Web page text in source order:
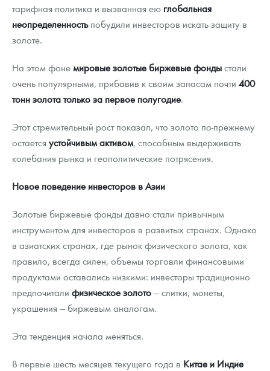
тарифная политика и вызванная ею глобальная
неопределенностьпобудили инвесторов искать защиту в
золоте.
На этом фонемировые золотые биржевые фондыстали
очень популярными, прибавив к своим запасам почти 400
тонн золота только за первое полугодие.
Этот стремительный рост показал, что золото по-прежнему
остается устойчивым активом, способным выдерживать
колебания рынка и геополитические потрясения.
Новое поведение инвесторов в Азии
Золотые биржевые фонды давно стали привычным
инструментом для инвесторов в развитых странах. Однако
в азиатских странах, где рынок физического золота, как
правило, всегда силен, объемы торговли финансовыми
продуктами оставались низкими: инвесторы традиционно
предпочитали физическое золото— слитки, монеты,
украшения — биржевым аналогам.
Эта тенденция начала меняться.
В первые шесть месяцев текущего года в Китае и Индие